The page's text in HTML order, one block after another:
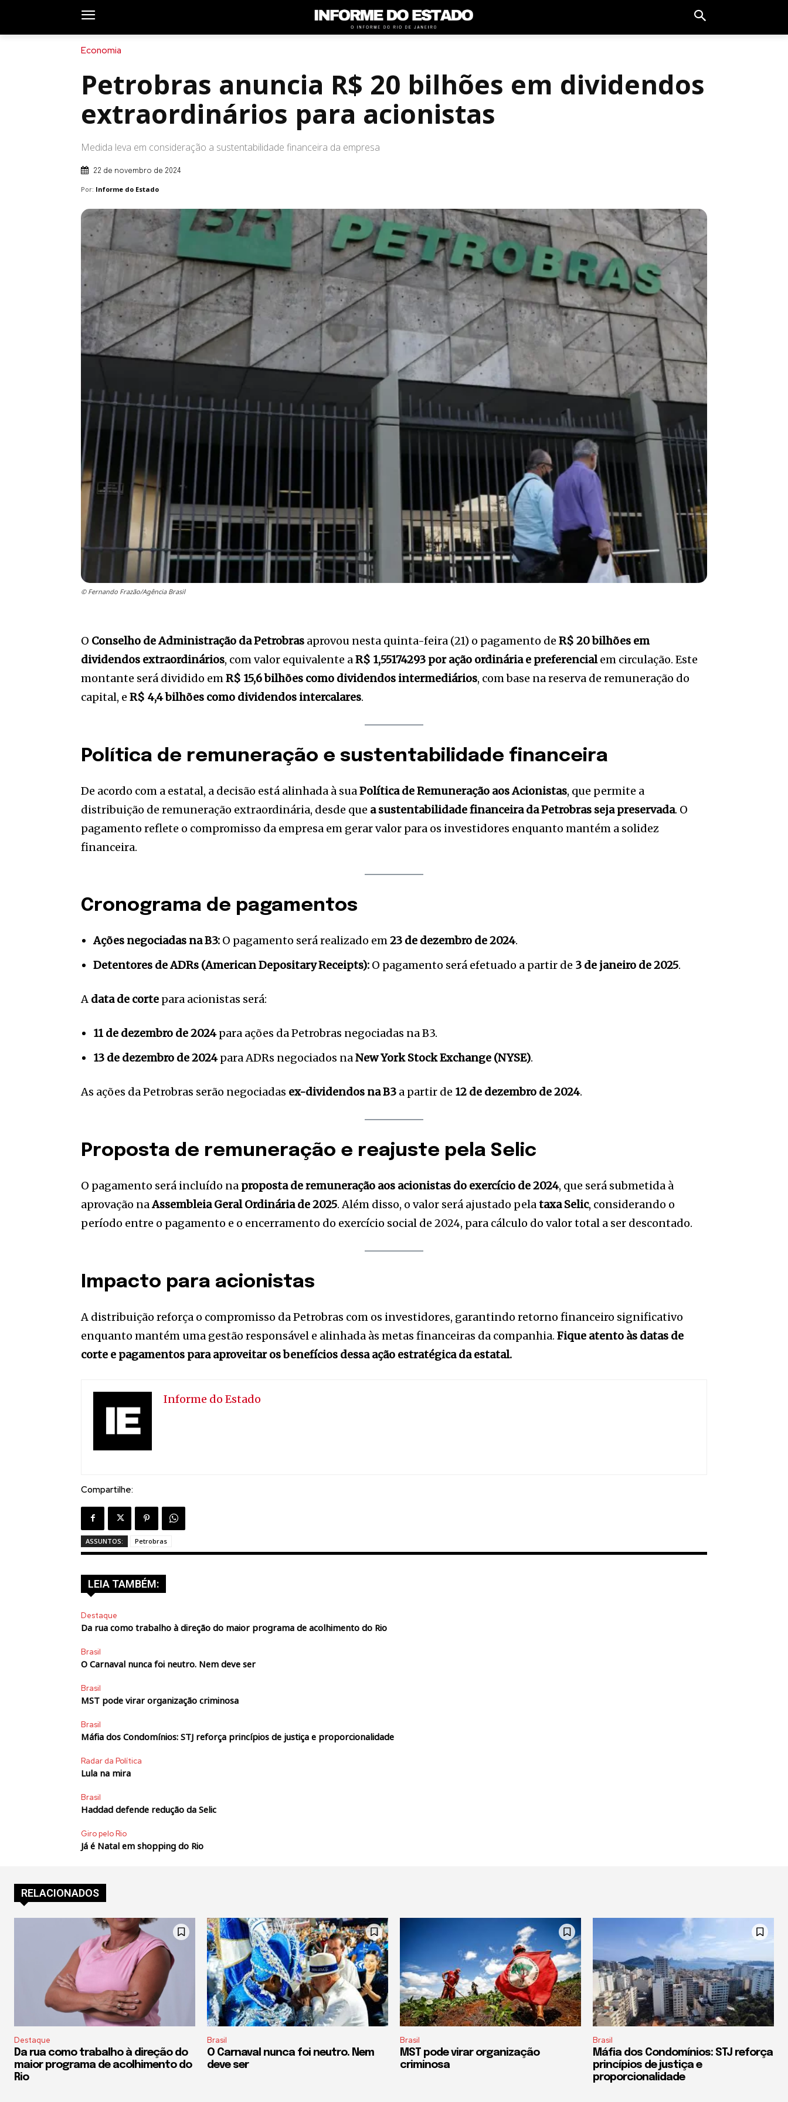
Economia
Petrobras anuncia R$ 20 bilhões em dividendos
extraordinários para acionistas
Medida leva em consideração a sustentabilidade financeira da empresa
22 de novembro de 2024
Por: Informe do Estado
© Fernando Frazão/Agência Brasil
O Conselho de Administração da Petrobras aprovou nesta quinta-feira (21) o pagamento de R$ 20 bilhões em
dividendos extraordinários, com valor equivalente aR$ 1,55174293 por ação ordinária e preferencialem circulação. Este
montante será dividido emR$ 15,6 bilhões como dividendos intermediários, com base na reserva de remuneração do
capital, e R$ 4,4 bilhões como dividendos intercalares.
Política de remuneração e sustentabilidade financeira
De acordo com a estatal, a decisão está alinhada à sua Política de Remuneração aos Acionistas, que permite a
distribuição de remuneração extraordinária, desde que a sustentabilidade financeira da Petrobras seja preservada. O
pagamento reflete o compromisso da empresa em gerar valor para os investidores enquanto mantém a solidez
financeira.
Cronograma de pagamentos
Ações negociadas na B3: O pagamento será realizado em23 de dezembro de 2024.
Detentores de ADRs (American Depositary Receipts): O pagamento será efetuado a partir de 3 de janeiro de 2025.
A data de corte para acionistas será:
11 de dezembro de 2024para ações da Petrobras negociadas na B3.
13 de dezembro de 2024para ADRs negociados naNew York Stock Exchange (NYSE).
As ações da Petrobras serão negociadas ex-dividendos na B3 a partir de 12 de dezembro de 2024.
Proposta de remuneração e reajuste pela Selic
O pagamento será incluído na proposta de remuneração aos acionistas do exercício de 2024, que será submetida à
aprovação naAssembleia Geral Ordinária de 2025. Além disso, o valor será ajustado pelataxa Selic, considerando o
período entre o pagamento e o encerramento do exercício social de 2024, para cálculo do valor total a ser descontado.
Impacto para acionistas
A distribuição reforça o compromisso da Petrobras com os investidores, garantindo retorno financeiro significativo
enquanto mantém uma gestão responsável e alinhada às metas financeiras da companhia. Fique atento às datas de
corte e pagamentos para aproveitar os benefícios dessa ação estratégica da estatal.
Informe do Estado
Compartilhe:
ASSUNTOS: Petrobras
LEIA TAMBÉM:
Destaque
Da rua como trabalho à direção do maior programa de acolhimento do Rio
Brasil
O Carnaval nunca foi neutro. Nem deve ser
Brasil
MST pode virar organização criminosa
Brasil
Máfia dos Condomínios: STJ reforça princípios de justiça e proporcionalidade
Radar da Política
Lula na mira
Brasil
Haddad defende redução da Selic
Giro pelo Rio
Já é Natal em shopping do Rio
RELACIONADOS
Destaque
Da rua como trabalho à direção do
maior programa de acolhimento do
Rio
Brasil
O Carnaval nunca foi neutro. Nem
deve ser
Brasil
MST pode virar organização
criminosa
Brasil
Máfia dos Condomínios: STJ reforça
princípios de justiça e
proporcionalidade